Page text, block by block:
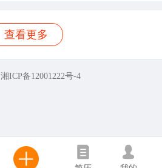
查看更多
湘ICP备12001222号-4